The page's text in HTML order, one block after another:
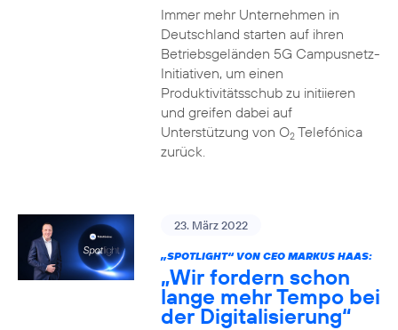
Immer mehr Unternehmen in
Deutschland starten auf ihren
Betriebsgeländen 5G Campusnetz-
Initiativen, um einen
Produktivitätsschub zu initiieren
und greifen dabei auf
Unterstützung von O2Telefónica
zurück.
23. März 2022
„SPOTLIGHT“ VON CEO MARKUS HAAS:
„Wir fordern schon
lange mehr Tempo bei
der Digitalisierung“